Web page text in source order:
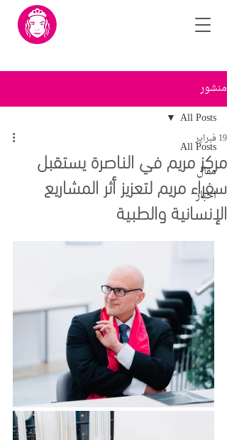
منشور
All Posts
مقال
اخبار
All Posts
مركز مريم في الناصرة يستقبل
سفراء مريم لتعزيز أثر المشاريع
الإنسانية والطبية
19 فبراير